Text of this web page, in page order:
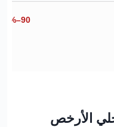
90–95%